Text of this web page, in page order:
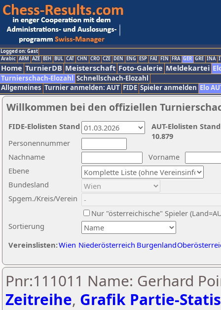
Logged on: Gast
Arabic ARM AZE BIH BUL CAT CHN CRO CZE DEN ENG ESP FAI FIN FRA GER GRE INA
Home TurnierDB Meisterschaft Foto-Galerie Meldekartei
Turnierschach-Elozahl Schnellschach-Elozahl
Allgemeines Turnier anmelden: AUT FIDE Spieler anmelden Elo
Willkommen bei den offiziellen
Nachname
Vorname
Ebene
Sortierung
Personennummer
Bundesland
Spgem./Kreis/Verein
Nur "österreichische" Spieler
Vereinslisten:Wien Niederösterreich Burgenland
AUT-Elolisten
10.879
FIDE-Elolisten Stand
Pnr:111011 Name: Gerhard
Zeitreihe, Grafik Partie-